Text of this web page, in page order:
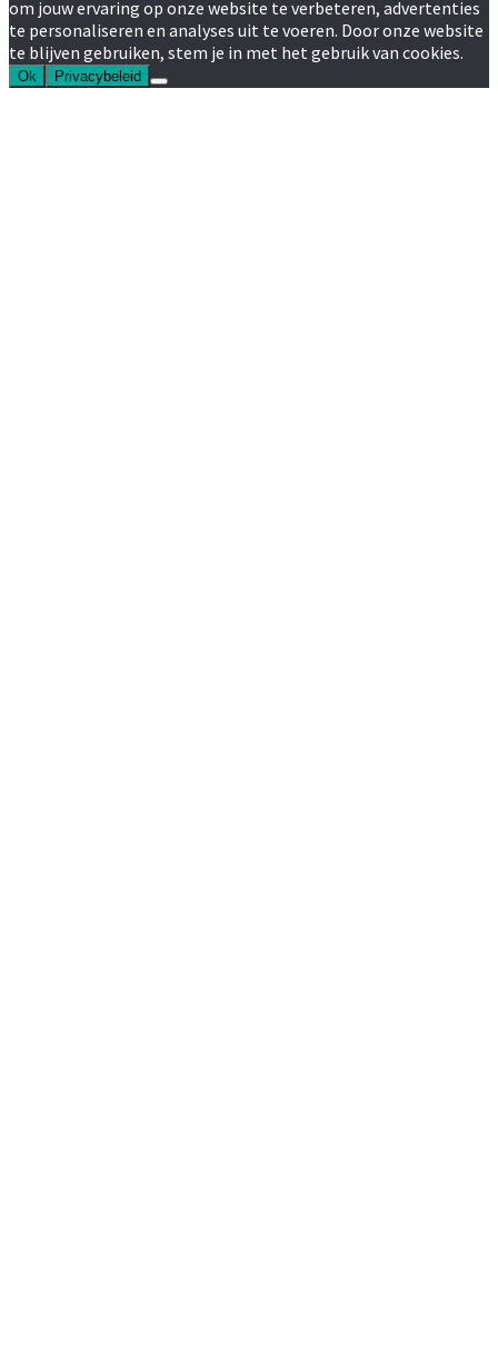
om jouw ervaring op onze website te verbeteren, advertenties
te personaliseren en analyses uit te voeren. Door onze website
te blijven gebruiken, stem je in met het gebruik van cookies.
Ok Privacybeleid